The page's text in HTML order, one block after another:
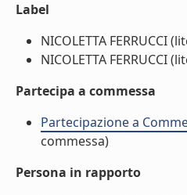
Label
NICOLETTA FERRUCCI
NICOLETTA FERRUCCI
Partecipa a commessa
Partecipazione a
commessa)
Persona in rapporto